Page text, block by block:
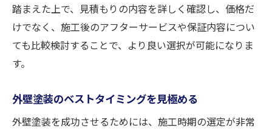
踏まえた上で、見積もりの内容を詳しく確認し、価格だ
けでなく、施工後のアフターサービスや保証内容につい
ても比較検討することで、より良い選択が可能になりま
す。
外壁塗装のベストタイミングを見極める
外壁塗装を成功させるためには、施工時期の選定が非常